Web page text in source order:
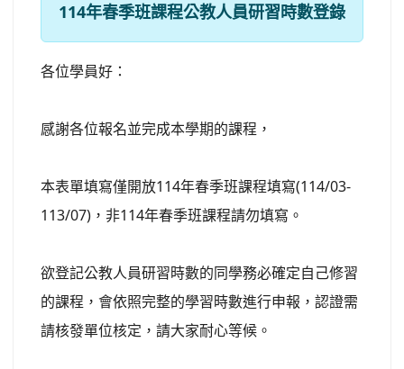
114年春季班課程公教人員研習時數登錄
各位學員好：
感謝各位報名並完成本學期的課程，
本表單填寫僅開放114年春季班課程填寫(114/03-
113/07)，非114年春季班課程請勿填寫。
欲登記公教人員研習時數的同學務必確定自己修習
的課程，會依照完整的學習時數進行申報，認證需
請核發單位核定，請大家耐心等候。